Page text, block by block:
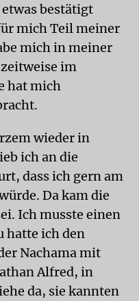
bestätigt
mich Teil meiner
mich in meiner
im
hat mich
wieder in
ich an die
dass ich gern am
Da kam die
Ich musste einen
hatte ich den
Nachama mit
Alfred, in
da, sie kannten